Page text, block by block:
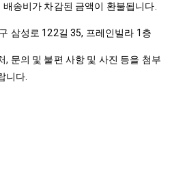
송비가 차감된 금액이 환불됩니다.
삼성로 122길 35, 프레인빌라 1층
, 문의 및 불편 사항 및 사진 등을 첨부
니다.